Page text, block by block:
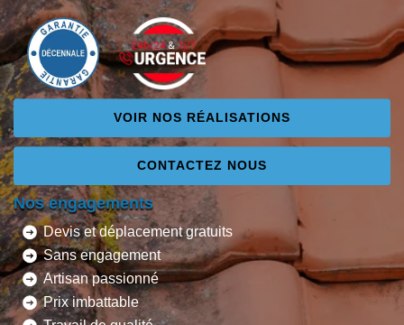
VOIR NOS RÉALISATIONS
CONTACTEZ NOUS
Nos engagements
Devis et déplacement gratuits
Sans engagement
Artisan passionné
Prix imbattable